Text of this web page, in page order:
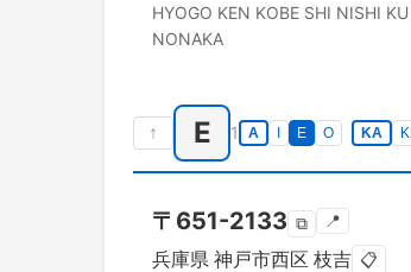
HYOGO KEN KOBE SHI NISHI KU
NONAKA
↑ E 1 A E O KA KI
〒 651-2133 ⧉ 📍
兵庫県 神戸市西区 枝吉 📋